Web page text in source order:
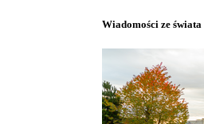
Wiadomości ze